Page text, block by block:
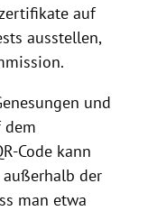
auf
ausstellen,
und
dem
Code kann
der
man etwa